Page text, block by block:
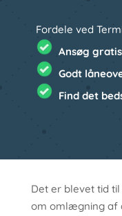
Fordele ved
Ansøg
Godt
Find det
Det er blevet tid
om omlægning af